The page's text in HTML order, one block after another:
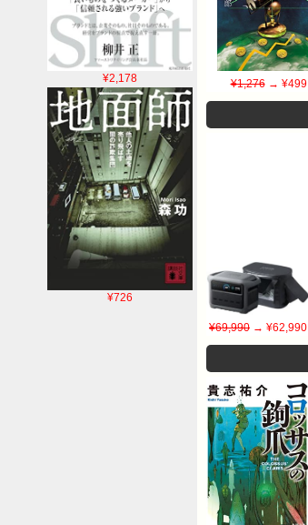
¥2,178
¥726
¥1,276→ ¥499
¥69,990 → ¥62,990